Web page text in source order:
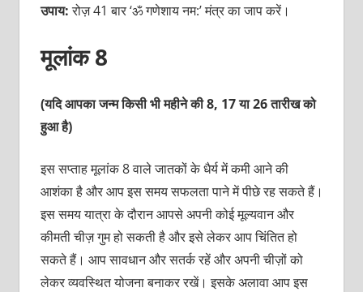
उपाय:रोज़ 41 बार ‘ॐ गणेशाय नम:’ मंत्र का जाप करें।
मूलांक 8
(यदि आपका जन्‍म किसी भी महीने की 8, 17 या 26 तारीख को
हुआ है)
इस सप्‍ताह मूलांक 8 वाले जातकों के धैर्य में कमी आने की
आशंका है और आप इस समय सफलता पाने में पीछे रह सकते हैं।
इस समय यात्रा के दौरान आपसे अपनी कोई मूल्‍यवान और
कीमती चीज़ गुम हो सकती है और इसे लेकर आप चिंतित हो
सकते हैं। आप सावधान और सतर्क रहें और अपनी चीज़ों को
लेकर व्‍यवस्थित योजना बनाकर रखें। इसके अलावा आप इस